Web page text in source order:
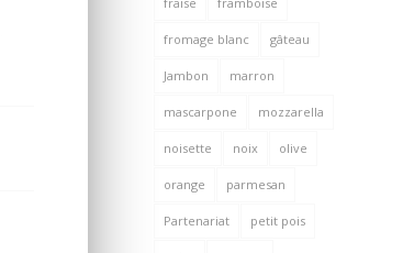
fromage blanc gâteau
Jambon marron
mascarpone mozzarella
noisette noix olive
orange parmesan
Partenariat petit pois